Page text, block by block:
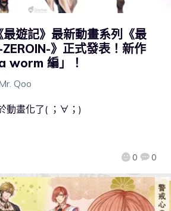
最遊記》最新動畫系列《最
》正式發表！新作
worm 編」！
Qoo
0 0
動畫化了( ；∀；)